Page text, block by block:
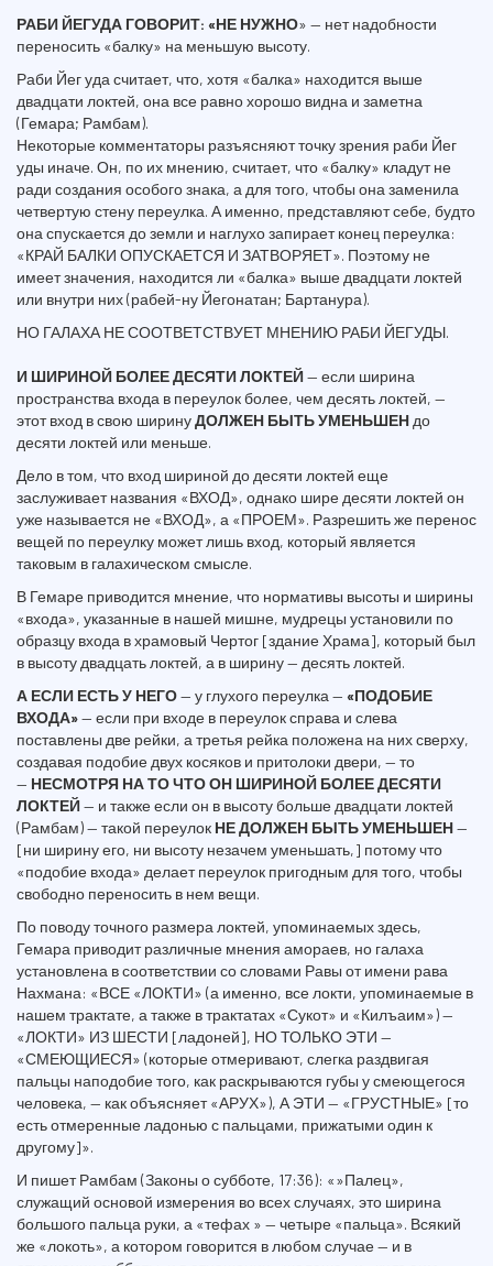
РАБИ ЙЕГУДА ГОВОРИТ: «НЕ НУЖНО» — нет надобности
переносить «балку» на меньшую высоту.
Раби Йег уда считает, что, хотя «балка» находится выше
двадцати локтей, она все равно хорошо видна и заметна
(Гемара; Рамбам).
Некоторые комментаторы разъясняют точку зрения раби Йег
уды иначе. Он, по их мнению, считает, что «балку» кладут не
ради создания особого знака, а для того, чтобы она заменила
четвертую стену переулка. А именно, представляют себе, будто
она спускается до земли и наглухо запирает конец переулка:
«КРАЙ БАЛКИ ОПУСКАЕТСЯ И ЗАТВОРЯЕТ». Поэтому не
имеет значения, находится ли «балка» выше двадцати локтей
или внутри них (рабей-ну Йегонатан; Бартанура).
НО ГАЛАХА НЕ СООТВЕТСТВУЕТ МНЕНИЮ РАБИ ЙЕГУДЫ.
И ШИРИНОЙ БОЛЕЕ ДЕСЯТИ ЛОКТЕЙ— если ширина
пространства входа в переулок более, чем десять локтей, —
этот вход в свою ширинуДОЛЖЕН БЫТЬ УМЕНЬШЕН до
десяти локтей или меньше.
Дело в том, что вход шириной до десяти локтей еще
заслуживает названия «ВХОД», однако шире десяти локтей он
уже называется не «ВХОД», а «ПРОЕМ». Разрешить же перенос
вещей по переулку может лишь вход, который является
таковым в галахическом смысле.
В Гемаре приводится мнение, что нормативы высоты и ширины
«входа», указанные в нашей мишне, мудрецы установили по
образцу входа в храмовый Чертог [здание Храма], который был
в высоту двадцать локтей, а в ширину — десять локтей.
А ЕСЛИ ЕСТЬ У НЕГО— у глухого переулка — «ПОДОБИЕ
ВХОДА»— если при входе в переулок справа и слева
поставлены две рейки, а третья рейка положена на них сверху,
создавая подобие двух косяков и притолоки двери, — то
— НЕСМОТРЯ НА ТО ЧТО ОН ШИРИНОЙ БОЛЕЕ ДЕСЯТИ
ЛОКТЕЙ— и также если он в высоту больше двадцати локтей
(Рамбам) — такой переулок НЕ ДОЛЖЕН БЫТЬ УМЕНЬШЕН—
[ни ширину его, ни высоту незачем уменьшать,] потому что
«подобие входа» делает переулок пригодным для того, чтобы
свободно переносить в нем вещи.
По поводу точного размера локтей, упоминаемых здесь,
Гемара приводит различные мнения амораев, но галаха
установлена в соответствии со словами Равы от имени рава
Нахмана: «ВСЕ «ЛОКТИ» (а именно, все локти, упоминаемые в
нашем трактате, а также в трактатах «Сукот» и «Килъаим») —
«ЛОКТИ» ИЗ ШЕСТИ [ладоней], НО ТОЛЬКО ЭТИ —
«СМЕЮЩИЕСЯ» (которые отмеривают, слегка раздвигая
пальцы наподобие того, как раскрываются губы у смеющегося
человека, — как объясняет «АРУХ»), А ЭТИ — «ГРУСТНЫЕ» [то
есть отмеренные ладонью с пальцами, прижатыми один к
другому]».
И пишет Рамбам (Законы о субботе, 17:36): «»Палец»,
служащий основой измерения во всех случаях, это ширина
большого пальца руки, а «тефах » — четыре «пальца». Всякий
же «локоть», а котором говорится в любом случае — и в